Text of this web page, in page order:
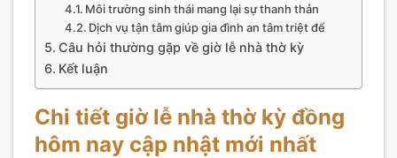
Môi trường sinh thái mang lại sự thanh thản
Dịch vụ tận tâm giúp gia đình an tâm triệt để
Câu hỏi thường gặp về giờ lễ nhà thờ kỳ
Kết luận
Chi tiết giờ lễ nhà thờ kỳ đồng
hôm nay cập nhật mới nhất